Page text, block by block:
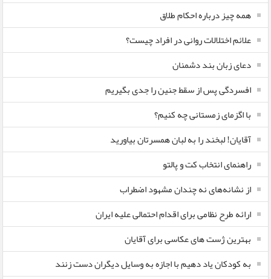
همه چیز درباره احکام طلاق
علائم اختلالات روانی در افراد چیست؟
دعای زبان بند دشمنان
افسردگی پس از سقط جنین را جدی بگیریم
با اگزمای زمستانی چه کنیم؟
آقایان! لبخند را به لبان همسرتان بیاورید
راهنمای انتخاب کت و پالتو
از نشانه‌های نه چندان مشهود اضطراب
ارائه طرح نظامی برای اقدام احتمالی علیه ایران
بهترین ژست های عکاسی برای آقایان
به کودکان یاد دهیم با اجازه به وسایل دیگران دست زنند